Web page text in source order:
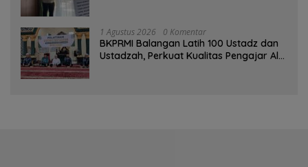
1 Agustus 2026 0 Komentar
BKPRMI Balangan Latih 100 Ustadz dan
Ustadzah, Perkuat Kualitas Pengajar Al-